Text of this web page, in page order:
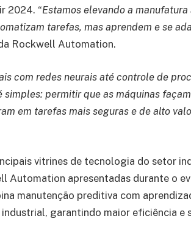
2024. “Estamos elevando a
tarefas, mas aprendem e se
Rockwell Automation.
com redes neurais até controle de
simples: permitir que as máquinas
em tarefas mais seguras e de alto
vitrines de tecnologia do setor
Automation apresentadas durante o
manutenção preditiva com
garantindo maior eficiência e